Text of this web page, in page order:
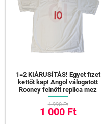
1=2 KIÁRUSÍTÁS! Egyet fizet
kettőt kap! Angol válogatott
Rooney felnőtt replica mez
4 990 Ft
1 000 Ft